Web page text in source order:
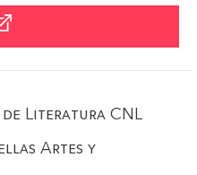
Literatura CNL
Artes y